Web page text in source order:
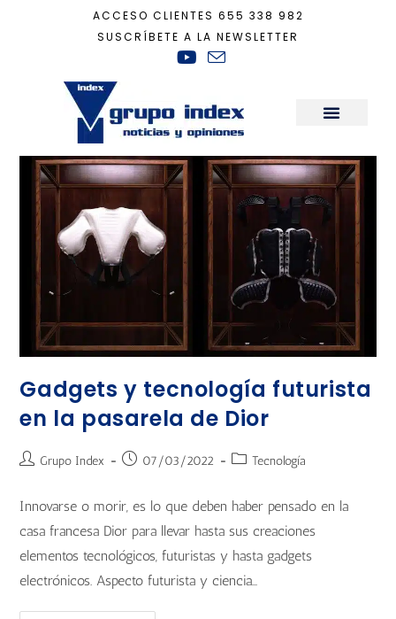
ACCESO CLIENTES 655 338 982
SUSCRÍBETE A LA NEWSLETTER
moda
Gadgets y tecnología futurista
en la pasarela de Dior
Grupo Index 07/03/2022 Tecnología
Innovarse o morir, es lo que deben haber pensado en la
casa francesa Dior para llevar hasta sus creaciones
elementos tecnológicos, futuristas y hasta gadgets
electrónicos. Aspecto futurista y ciencia…